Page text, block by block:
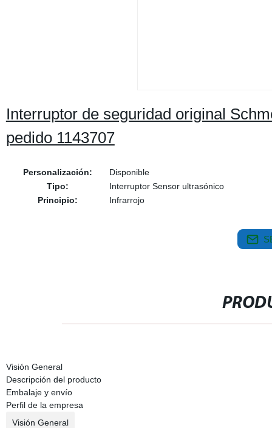
Interruptor de seguridad original
pedido 1143707
Personalización:
Disponible
Tipo:
Interruptor Sensor ultrasónico
Principio:
Infrarrojo
Visión General
Descripción del producto
Embalaje y envío
Perfil de la empresa
Visión General